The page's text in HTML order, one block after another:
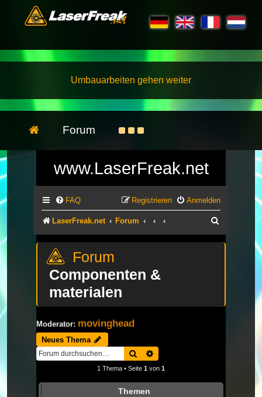
Umbauarbeiten gehen weiter
Forum
www.LaserFreak.net
FAQ Anmelden
Registrieren
LaserFreak.net Forum
Componenten &
materialen
Moderator: movinghead
Neues Thema
Suche
1 Thema • Seite 1 von 1
Themen